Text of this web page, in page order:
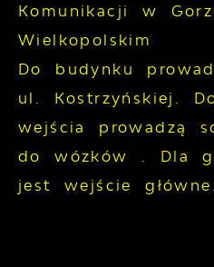
Komunikacji w
Wielkopolskim
Do budynku
ul. Kostrzyńskiej.
wejścia prowadzą
do wózków . Dla
jest wejście główne.